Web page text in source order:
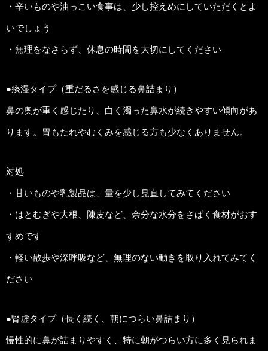
・辛いものや油っこい食事は、少し控えめにしていただくとよ
いでしょう
・無理をなさらず、休息の時間を大切にしてください
●痰湿タイプ（重だるさを感じる鼻詰まり）
鼻の奥が重く感じたり、白く濁った鼻水が続きやすい傾向があ
ります。胃もたれやむくみを感じる方も少なくありません。
対処
・甘いものや乳製品は、量を少し見直してみてください
・はとむぎや大根、陳皮など、余分な水分をさばく食材がおす
すめです
・軽い散歩や深呼吸など、無理のない動きを取り入れてみてく
ださい
●腎虚タイプ（長く続く、朝につらい鼻詰まり）
慢性的に鼻が詰まりやすく、特に朝がつらい方に多く見られま